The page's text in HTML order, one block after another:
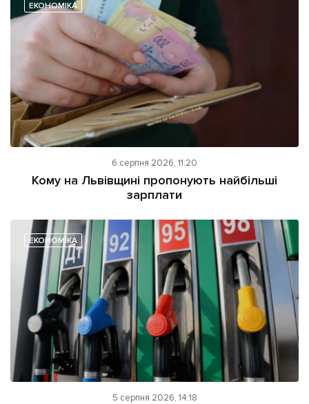
ЕКОНОМІКА
6 серпня 2026, 11:20
Кому на Львівщині пропонують найбільші
зарплати
ЕКОНОМІКА
5 серпня 2026, 14:18